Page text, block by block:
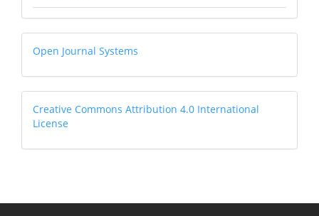
Open
Journal
Systems
Open Journal Systems
Creative
Creative Commons Attribution 4.0 International
License